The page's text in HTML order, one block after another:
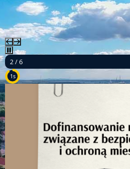
3 / 6
9s
Mamy to! Gmina Czernica z dofinansowaniem na